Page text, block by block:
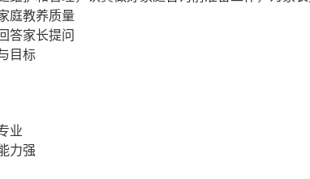
庭教养质量
答家长提问
目标
业
力强